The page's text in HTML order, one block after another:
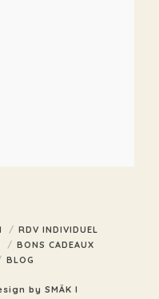
RDV INDIVIDUEL
BONS CADEAUX
BLOG
by SMÄK I